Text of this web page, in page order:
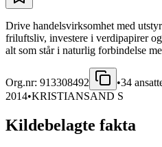
Drive handelsvirksomhet med
friluftsliv, investere i verdipapirer
alt som står i naturlig forbindelse
Org.nr: 913308492 •34
2014•KRISTIANSAND S
Kildebelagte fakta